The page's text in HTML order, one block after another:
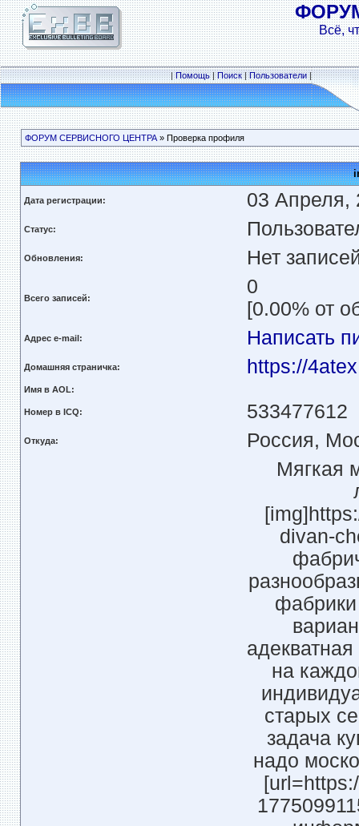
Всё,
|Помощь|Поиск|Пользователи|
ФОРУМ СЕРВИСНОГО ЦЕНТРА» Проверка профиля
Дата регистрации: 03 Апреля,
Статус:
Обновления: Нет
Всего записей:
0
[0.00% от
Адрес e-mail: Написать
Домашняя страничка: https://
Имя в AOL:
Номер в ICQ: 533477612
Откуда: Россия,
Мягкая
divan-
на
старых
задача
надо